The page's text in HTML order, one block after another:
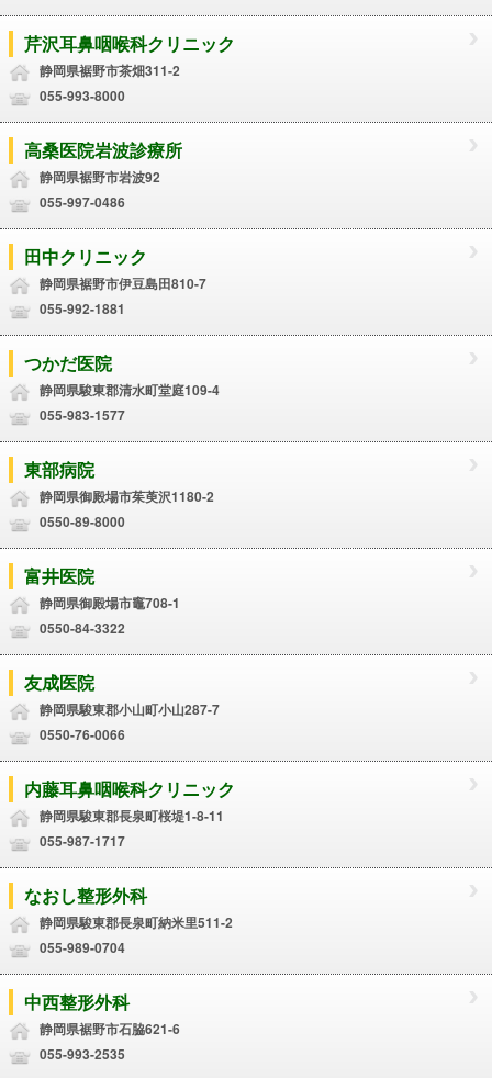
芹沢耳鼻咽喉科クリニック
静岡県裾野市茶畑311-2
055-993-8000
高桑医院岩波診療所
静岡県裾野市岩波92
055-997-0486
田中クリニック
静岡県裾野市伊豆島田810-7
055-992-1881
つかだ医院
静岡県駿東郡清水町堂庭109-4
055-983-1577
東部病院
静岡県御殿場市茱萸沢1180-2
0550-89-8000
富井医院
静岡県御殿場市竈708-1
0550-84-3322
友成医院
静岡県駿東郡小山町小山287-7
0550-76-0066
内藤耳鼻咽喉科クリニック
静岡県駿東郡長泉町桜堤1-8-11
055-987-1717
なおし整形外科
静岡県駿東郡長泉町納米里511-2
055-989-0704
中西整形外科
静岡県裾野市石脇621-6
055-993-2535